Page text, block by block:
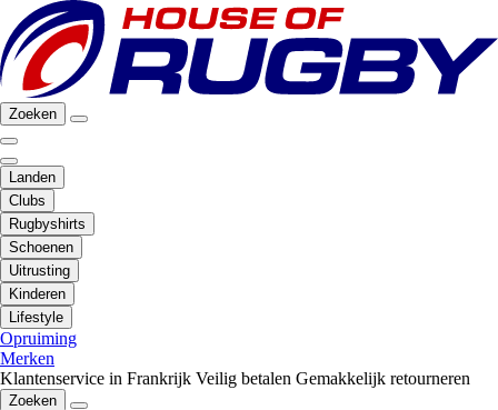
Zoeken
Landen
Clubs
Rugbyshirts
Schoenen
Uitrusting
Kinderen
Lifestyle
Opruiming
Merken
Klantenservice in Frankrijk Veilig betalen Gemakkelijk retourneren
Zoeken